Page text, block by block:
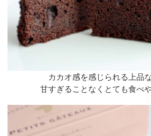
カカオ感を感じられる上品
甘すぎることなくとても食べ